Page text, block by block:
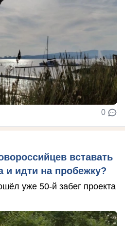
0
вставать
и идти на пробежку?
уже 50-й забег проекта